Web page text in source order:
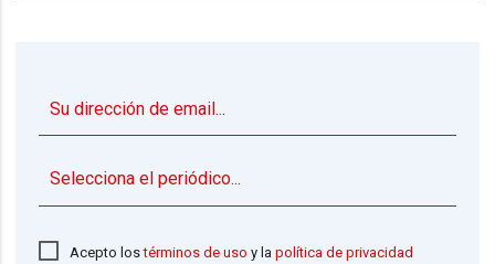
Acepto lostérminos de uso y lapolítica de privacidad